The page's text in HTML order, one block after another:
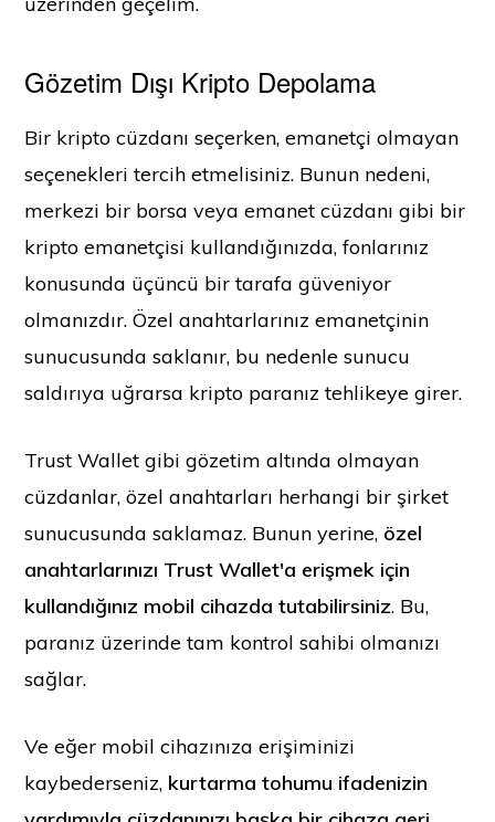
Gözetim Dışı Kripto Depolama
Bir kripto cüzdanı seçerken, emanetçi olmayan
seçenekleri tercih etmelisiniz. Bunun nedeni,
merkezi bir borsa veya emanet cüzdanı gibi bir
kripto emanetçisi kullandığınızda, fonlarınız
konusunda üçüncü bir tarafa güveniyor
olmanızdır. Özel anahtarlarınız emanetçinin
sunucusunda saklanır, bu nedenle sunucu
saldırıya uğrarsa kripto paranız tehlikeye girer.
Trust Wallet gibi gözetim altında olmayan
cüzdanlar, özel anahtarları herhangi bir şirket
sunucusunda saklamaz. Bunun yerine, özel
anahtarlarınızı Trust Wallet'a erişmek için
kullandığınız mobil cihazda tutabilirsiniz. Bu,
paranız üzerinde tam kontrol sahibi olmanızı
sağlar.
Ve eğer mobil cihazınıza erişiminizi
kaybederseniz, kurtarma tohumu ifadenizin